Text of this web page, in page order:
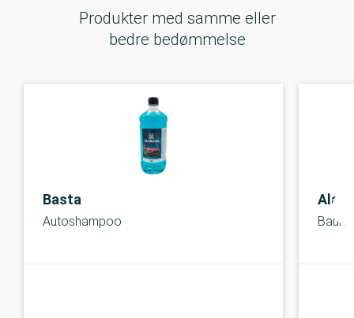
Produkter med samme eller
bedre bedømmelse
Basta
Autoshampoo